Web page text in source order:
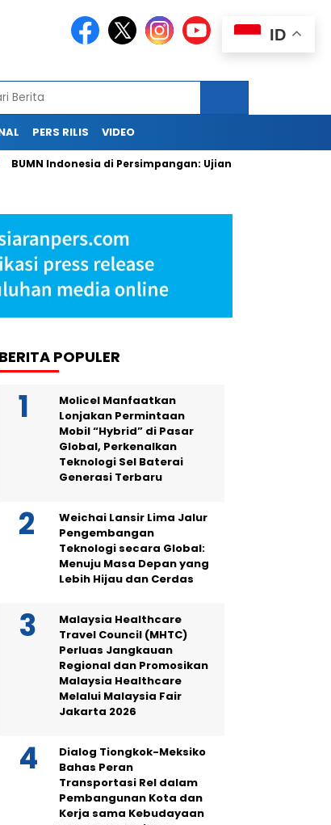
PERS RILIS VIDEO
Indonesia di Persimpangan: Ujian Strategi Pasca
BERITA POPULER
Molicel Manfaatkan
Lonjakan Permintaan
Mobil “Hybrid” di Pasar
Global, Perkenalkan
Teknologi Sel Baterai
Generasi Terbaru
Weichai Lansir Lima Jalur
Pengembangan
Teknologi secara Global:
Menuju Masa Depan yang
Lebih Hijau dan Cerdas
Malaysia Healthcare
Travel Council (MHTC)
Perluas Jangkauan
Regional dan Promosikan
Malaysia Healthcare
Melalui Malaysia Fair
Jakarta 2026
Dialog Tiongkok-Meksiko
Bahas Peran
Transportasi Rel dalam
Pembangunan Kota dan
Kerja sama Kebudayaan
ID